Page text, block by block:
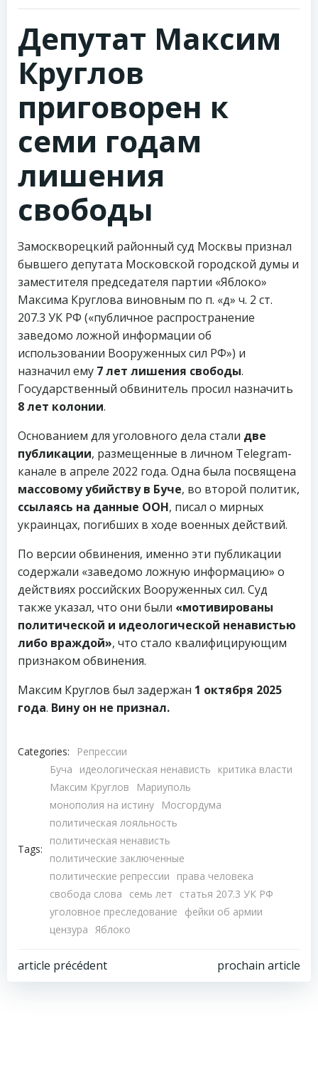
Депутат Максим
Круглов
приговорен к
семи годам
лишения
свободы
Замоскворецкий районный суд Москвы признал
бывшего депутата Московской городской думы и
заместителя председателя партии «Яблоко»
Максима Круглова виновным по п. «д» ч. 2 ст.
207.3 УК РФ («публичное распространение
заведомо ложной информации об
использовании Вооруженных сил РФ») и
назначил ему 7 лет лишения свободы.
Государственный обвинитель просил назначить
8 лет колонии.
Основанием для уголовного дела стали две
публикации, размещенные в личном Telegram-
канале в апреле 2022 года. Одна была посвящена
массовому убийству в Буче, во второй политик,
ссылаясь на данные ООН, писал о мирных
украинцах, погибших в ходе военных действий.
По версии обвинения, именно эти публикации
содержали «заведомо ложную информацию» о
действиях российских Вооруженных сил. Суд
также указал, что они были «мотивированы
политической и идеологической ненавистью
либо враждой», что стало квалифицирующим
признаком обвинения.
Максим Круглов был задержан 1 октября 2025
года. Вину он не признал.
Categories: Репрессии
Tags:
Буча идеологическая ненависть
критика власти
Максим Круглов
Мариуполь
монополия на истину
Мосгордума
политическая лояльность
политическая ненависть
политические заключенные
политические репрессии
права человека
свобода слова
семь лет
статья 207.3 УК РФ
уголовное преследование
фейки об армии
цензура Яблоко
Навигация
article précédent
Навигация
prochain article